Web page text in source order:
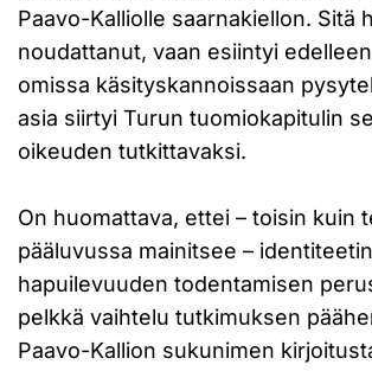
Paavo-Kalliolle saarnakiellon. Sitä
noudattanut, vaan esiintyi
omissa käsityskannoissaan
asia siirtyi Turun tuomiokapitulin
oikeuden tutkittavaksi.
On huomattava, ettei – toisin kuin
pääluvussa mainitsee – identiteetin
hapuilevuuden todentamisen
pelkkä vaihtelu tutkimuksen
Paavo-Kallion sukunimen